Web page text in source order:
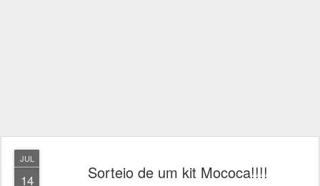
JUL
14 Sorteio de um kit Mococa!!!!